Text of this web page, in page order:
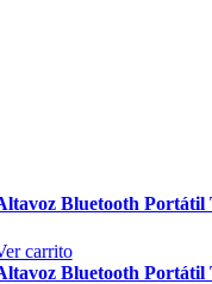
Bluetooth Portátil
carrito
Bluetooth Portátil